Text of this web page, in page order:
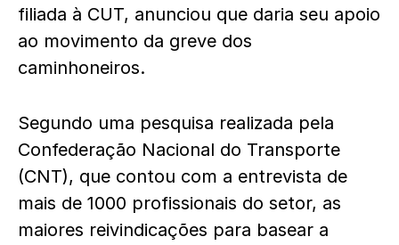
filiada à CUT, anunciou que daria seu apoio
ao movimento da greve dos
caminhoneiros.
Segundo uma pesquisa realizada pela
Confederação Nacional do Transporte
(CNT), que contou com a entrevista de
mais de 1000 profissionais do setor, as
maiores reivindicações para basear a